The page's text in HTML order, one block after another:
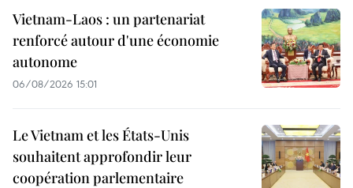
Vietnam-Laos : un partenariat
renforcé autour d'une économie
autonome
06/08/2026 15:01
Le Vietnam et les États-Unis
souhaitent approfondir leur
coopération parlementaire